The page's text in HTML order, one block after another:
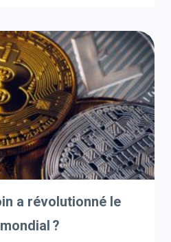
a révolutionné le
?